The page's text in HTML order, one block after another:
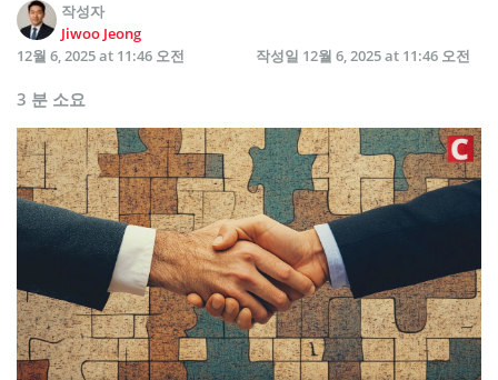
작성자
Jiwoo Jeong
12월 6, 2025 at 11:46 오전
작성일 12월 6, 2025 at 11:46 오전
3 분 소요